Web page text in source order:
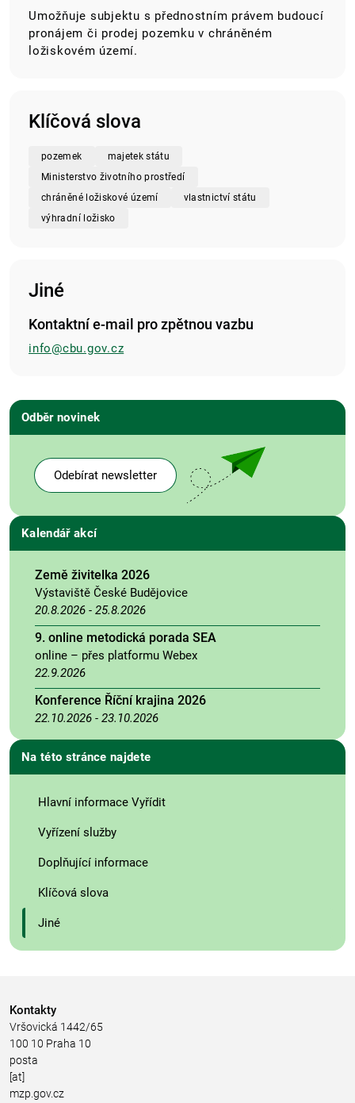
Umožňuje subjektu s přednostním právem budoucí
pronájem či prodej pozemku v chráněném
ložiskovém území.
Klíčová slova
pozemek
majetek státu
Ministerstvo životního prostředí
chráněné ložiskové území
vlastnictví státu
výhradní ložisko
Jiné
Kontaktní e-mail pro zpětnou vazbu
info@cbu.gov.cz
Odběr novinek
Odebírat newsletter
Kalendář akcí
Země živitelka 2026
Výstaviště České Budějovice
20.8.2026 - 25.8.2026
9. online metodická porada SEA
online – přes platformu Webex
22.9.2026
Konference Říční krajina 2026
22.10.2026 - 23.10.2026
Na této stránce najdete
Hlavní informace Vyřídit
Vyřízení služby
Doplňující informace
Klíčová slova
Jiné
Kontakty
Vršovická 1442/65
100 10 Praha 10
posta
[at]
mzp.gov.cz